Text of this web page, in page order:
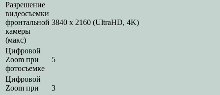
Разрешение
видеосъемки
фронтальной
камеры
(макс)
3840 x 2160 (UltraHD, 4K)
Цифровой
Zoom при
фотосъемке
5
Цифровой
Zoom при
3